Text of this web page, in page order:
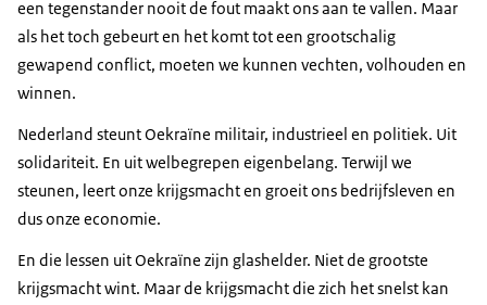
een tegenstander nooit de fout maakt ons aan te vallen. Maar
als het toch gebeurt en het komt tot een grootschalig
gewapend conflict, moeten we kunnen vechten, volhouden en
winnen.
Nederland steunt Oekraïne militair, industrieel en politiek. Uit
solidariteit. En uit welbegrepen eigenbelang. Terwijl we
steunen, leert onze krijgsmacht en groeit ons bedrijfsleven en
dus onze economie.
En die lessen uit Oekraïne zijn glashelder. Niet de grootste
krijgsmacht wint. Maar de krijgsmacht die zich het snelst kan